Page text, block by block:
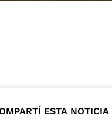
ESTA NOTICIA